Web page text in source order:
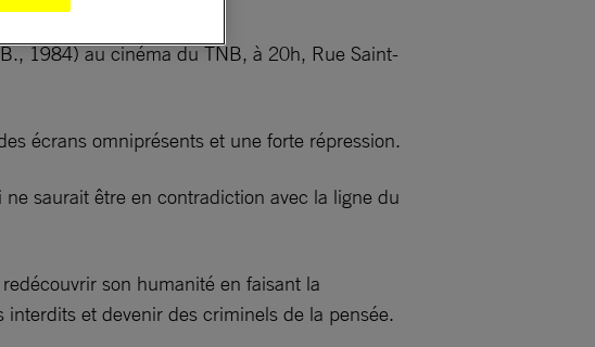
1984) au cinéma du TNB, à 20h, Rue Saint-
écrans omniprésents et une forte répression.
saurait être en contradiction avec la ligne du
son humanité en faisant la
et devenir des criminels de la pensée.